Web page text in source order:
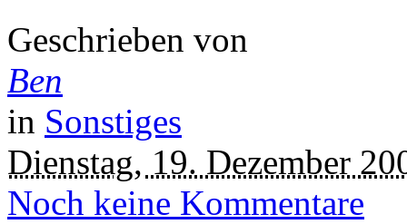
Geschrieben von
Ben
in Sonstiges
Dienstag, 19. Dezember
Noch keine Kommentare